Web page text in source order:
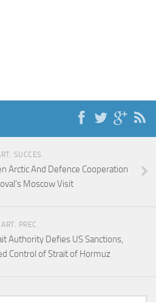
SUCCES.
Arctic And Defence Cooperation
Moscow Visit
ART. PREC.
Authority Defies US Sanctions,
Control of Strait of Hormuz